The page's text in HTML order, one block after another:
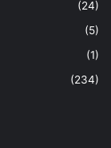
(24)
(5)
(1)
(234)